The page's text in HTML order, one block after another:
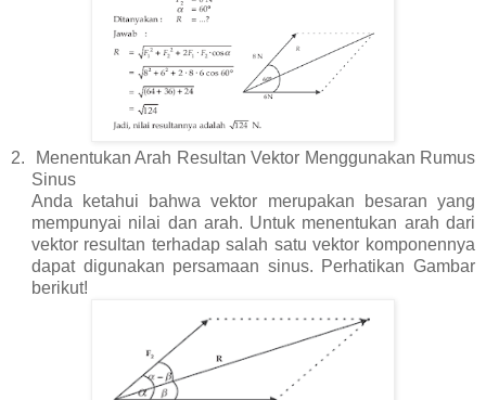
2.
Menentukan Arah Resultan Vektor Menggunakan Rumus
Sinus
Anda ketahui bahwa vektor merupakan besaran yang
mempunyai nilai dan arah. Untuk menentukan arah dari
vektor resultan terhadap salah satu vektor komponennya
dapat digunakan persamaan sinus. Perhatikan Gambar
berikut!